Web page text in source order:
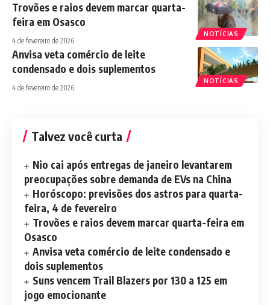
NOTÍCIAS
Trovões e raios devem marcar quarta-
feira em Osasco
4 de fevereiro de 2026
NOTÍCIAS
Anvisa veta comércio de leite
condensado e dois suplementos
4 de fevereiro de 2026
Talvez você curta
Nio cai após entregas de janeiro levantarem
preocupações sobre demanda de EVs na China
Horóscopo: previsões dos astros para quarta-
feira, 4 de fevereiro
Trovões e raios devem marcar quarta-feira em
Osasco
Anvisa veta comércio de leite condensado e
dois suplementos
Suns vencem Trail Blazers por 130 a 125 em
jogo emocionante